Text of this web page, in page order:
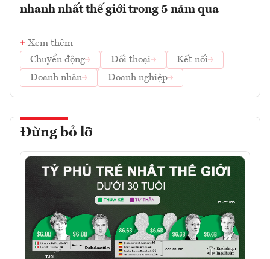
nhanh nhất thế giới trong 5 năm qua
Xem thêm
Chuyển động
Đối thoại
Kết nối
Doanh nhân
Doanh nghiệp
Đừng bỏ lỡ